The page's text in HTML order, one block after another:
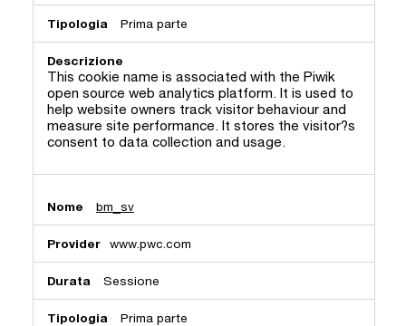
Prima parte
This cookie name is associated with the Piwik
open source web analytics platform. It is used to
help website owners track visitor behaviour and
measure site performance. It stores the visitor?s
consent to data collection and usage.
bm_sv
www.pwc.com
Sessione
Prima parte